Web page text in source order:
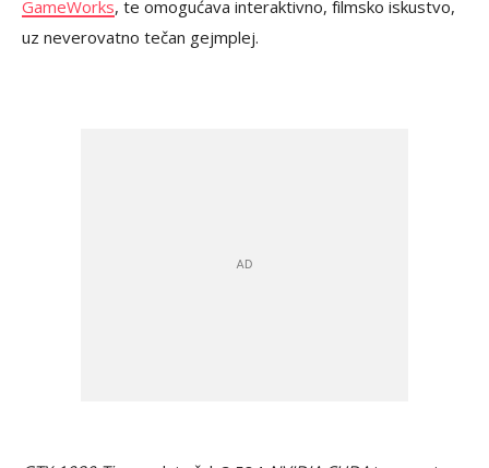
GameWorks, te omogućava interaktivno, filmsko iskustvo,
uz neverovatno tečan gejmplej.